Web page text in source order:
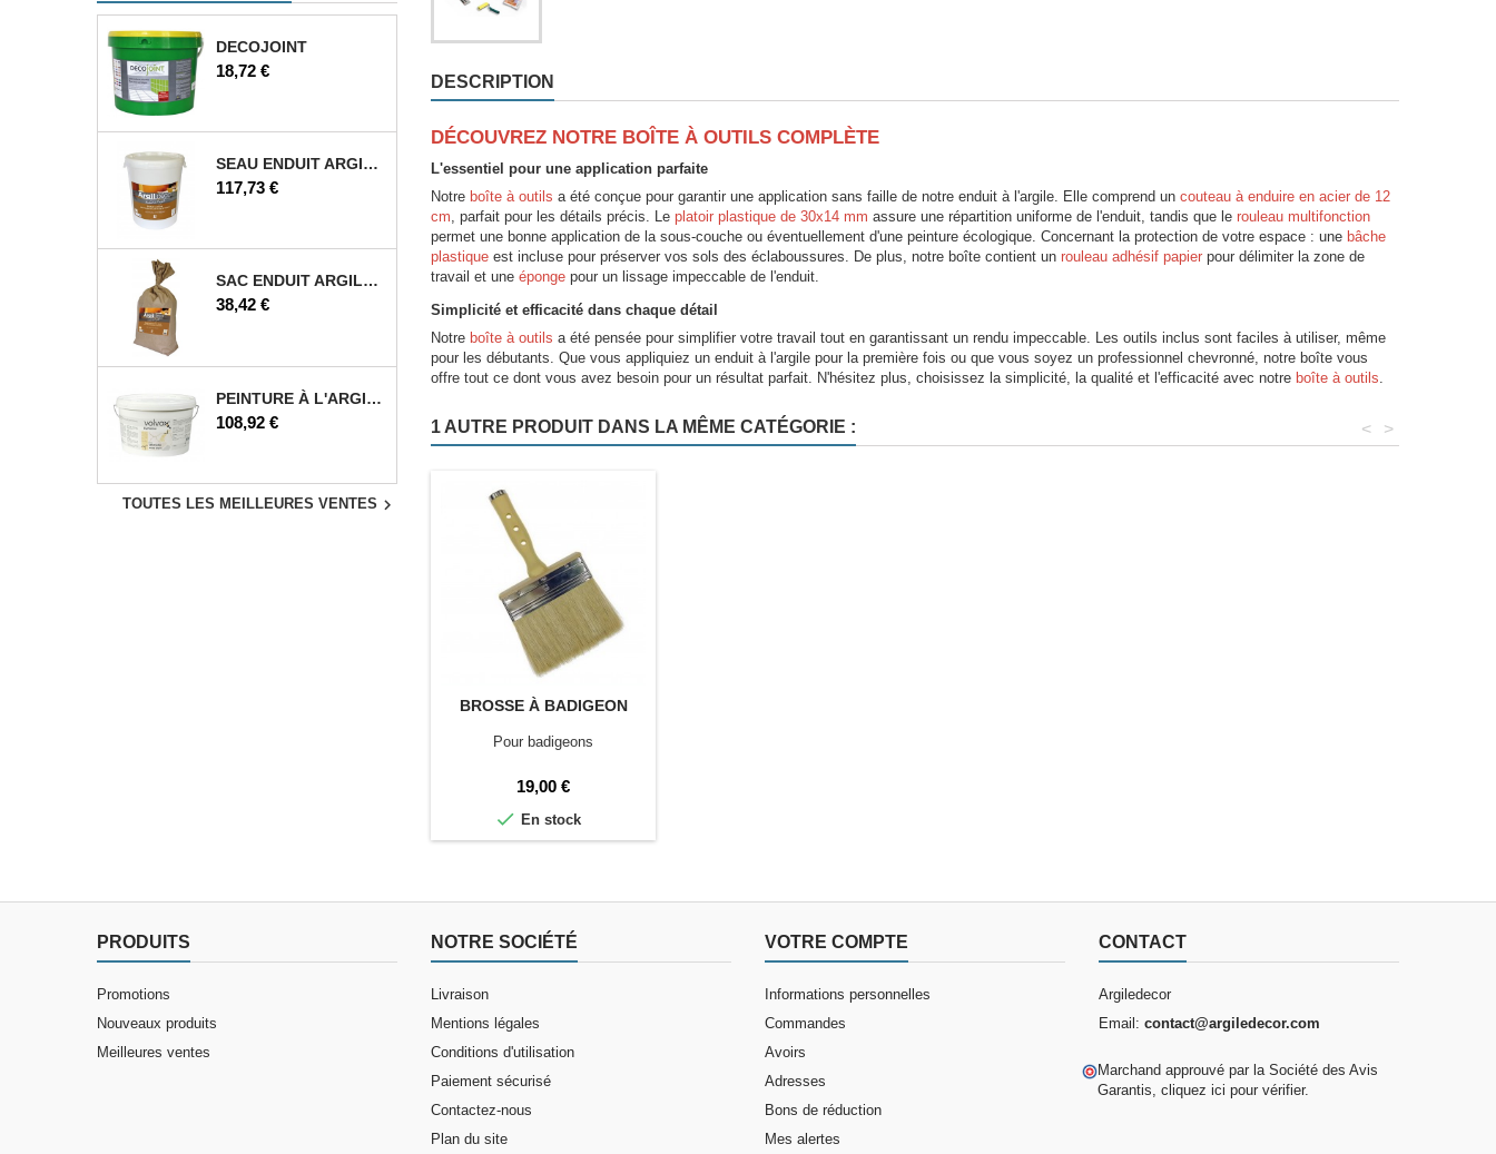
DECOJOINT
Prix
18,72 €
SEAU ENDUIT ARGILE 25 KG
Prix
117,73 €
SAC ENDUIT ARGILE 12,5 KG
Prix
38,42 €
PEINTURE À L'ARGILE 5 L
Prix
108,92 €
TOUTES LES MEILLEURES VENTES 
DESCRIPTION
DÉCOUVREZ NOTRE BOÎTE À OUTILS COMPLÈTE
L'essentiel pour une application parfaite
Notre boîte à outils a été conçue pour garantir une application sans faille de notre enduit à l'argile. Elle comprend un couteau à enduire en acier de 12
cm, parfait pour les détails précis. Le platoir plastique de 30x14 mm assure une répartition uniforme de l'enduit, tandis que le rouleau multifonction
permet une bonne application de la sous-couche ou éventuellement d'une peinture écologique. Concernant la protection de votre espace : une bâche
plastique est incluse pour préserver vos sols des éclaboussures. De plus, notre boîte contient un rouleau adhésif papier pour délimiter la zone de
travail et une éponge pour un lissage impeccable de l'enduit.
Simplicité et efficacité dans chaque détail
Notre boîte à outils a été pensée pour simplifier votre travail tout en garantissant un rendu impeccable. Les outils inclus sont faciles à utiliser, même
pour les débutants. Que vous appliquiez un enduit à l'argile pour la première fois ou que vous soyez un professionnel chevronné, notre boîte vous
offre tout ce dont vous avez besoin pour un résultat parfait. N'hésitez plus, choisissez la simplicité, la qualité et l'efficacité avec notre boîte à outils.
1 AUTRE PRODUIT DANS LA MÊME CATÉGORIE : >
<
BROSSE À BADIGEON
Pour badigeons
Prix
19,00 €
 En stock
PRODUITS
Promotions
Nouveaux produits
Meilleures ventes
NOTRE SOCIÉTÉ
Livraison
Mentions légales
Conditions d'utilisation
Paiement sécurisé
Contactez-nous
Plan du site
VOTRE COMPTE
Informations personnelles
Commandes
Avoirs
Adresses
Bons de réduction
Mes alertes
CONTACT
Argiledecor
Email: contact@argiledecor.com
Marchand approuvé par la Société des Avis
Garantis, cliquez ici pour vérifier.